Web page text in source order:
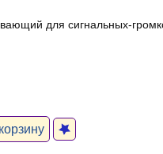
для сигнальных-